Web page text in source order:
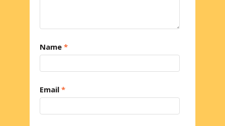
Name *
Email *